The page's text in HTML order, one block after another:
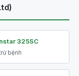
325SC
bệnh